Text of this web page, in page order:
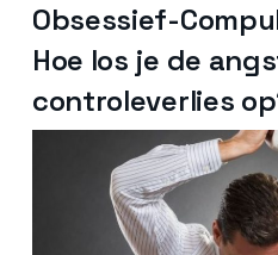
Obsessief-
Hoe los je de
controleverlies